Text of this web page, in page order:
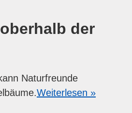
der
Naturfreunde
Weiterlesen »